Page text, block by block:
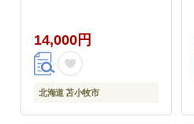
14,000円
北海道 苫小牧市